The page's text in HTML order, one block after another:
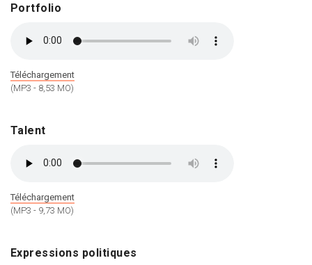
Portfolio
Téléchargement
(MP3 - 8,53 MO)
Talent
Téléchargement
(MP3 - 9,73 MO)
Expressions politiques